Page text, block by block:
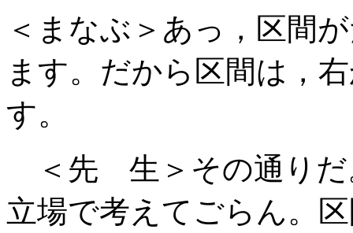
＜まなぶ＞あっ，区間
ます。だから区間は，
す。
＜先 生＞その通り
立場で考えてごらん。